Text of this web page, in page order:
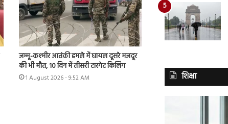
जम्मू-कश्मीर आतंकी हमले में घायल दूसरे मजदूर
की भी मौत, 10 दिन में तीसरी टारगेट किलिंग
1 August 2026 - 9:52 AM शिक्षा